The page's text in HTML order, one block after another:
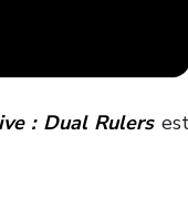
: Dual Rulers